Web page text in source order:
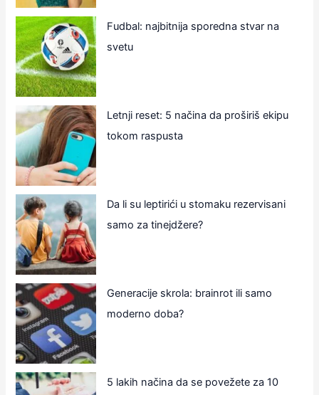
Fudbal: najbitnija sporedna stvar na
svetu
Letnji reset: 5 načina da proširiš ekipu
tokom raspusta
Da li su leptirići u stomaku rezervisani
samo za tinejdžere?
Generacije skrola: brainrot ili samo
moderno doba?
5 lakih načina da se povežete za 10